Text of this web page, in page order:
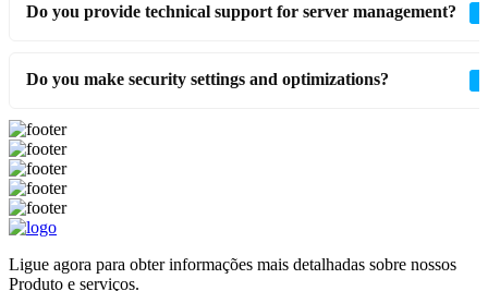
Do you provide technical support for server management?
Do you make security settings and optimizations?
Ligue agora para obter informações mais detalhadas sobre nossos
Produto e serviços.